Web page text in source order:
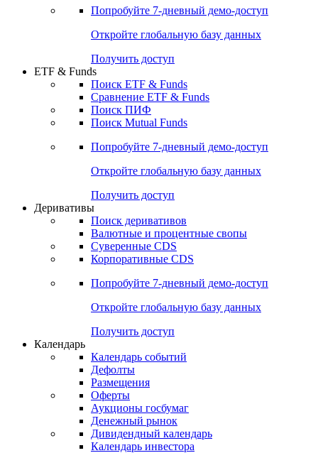
Попробуйте 7-дневный демо-доступ
Откройте глобальную базу данных
Получить доступ
ETF & Funds
Поиск ETF & Funds
Сравнение ETF & Funds
Поиск ПИФ
Поиск Mutual Funds
Попробуйте 7-дневный демо-доступ
Откройте глобальную базу данных
Получить доступ
Деривативы
Поиск деривативов
Валютные и процентные свопы
Суверенные CDS
Корпоративные CDS
Попробуйте 7-дневный демо-доступ
Откройте глобальную базу данных
Получить доступ
Календарь
Календарь событий
Дефолты
Размещения
Оферты
Аукционы госбумаг
Денежный рынок
Дивидендный календарь
Календарь инвестора